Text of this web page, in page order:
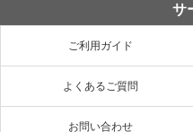
サ
ご利用ガイド
よくあるご質問
お問い合わせ